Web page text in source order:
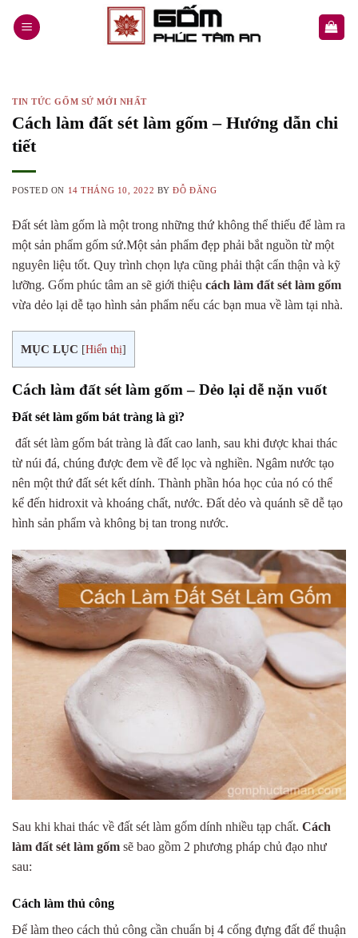
TIN TỨC GỐM SỨ MỚI NHẤT
Cách làm đất sét làm gốm – Hướng dẫn chi
tiết
POSTED ON 14 THÁNG 10, 2022 BYĐỖ ĐĂNG
Đất sét làm gốm là một trong những thứ không thể thiếu để làm ra
một sản phẩm gốm sứ.Một sản phẩm đẹp phải bắt nguồn từ một
nguyên liệu tốt. Quy trình chọn lựa cũng phải thật cẩn thận và kỹ
lưỡng. Gốm phúc tâm an sẽ giới thiệu cách làm đất sét làm gốm
vừa dẻo lại dễ tạo hình sản phẩm nếu các bạn mua về làm tại nhà.
MỤC LỤC [Hiển thị]
Cách làm đất sét làm gốm – Dẻo lại dễ nặn vuốt
Đất sét làm gốm bát tràng là gì?
đất sét làm gốm bát tràng là đất cao lanh, sau khi được khai thác
từ núi đá, chúng được đem về để lọc và nghiền. Ngâm nước tạo
nên một thứ đất sét kết dính. Thành phần hóa học của nó có thể
kể đến hidroxit và khoáng chất, nước. Đất dẻo và quánh sẽ dễ tạo
hình sản phẩm và không bị tan trong nước.
Sau khi khai thác về đất sét làm gốm dính nhiều tạp chất. Cách
làm đất sét làm gốm sẽ bao gồm 2 phương pháp chủ đạo như
sau:
Cách làm thủ công
Để làm theo cách thủ công cần chuẩn bị 4 cống đựng đất để thuận